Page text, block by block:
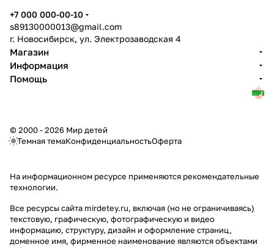
+7 000 000-00-10
s89130000013@gmail.com
г. Новосибирск, ул. Электрозаводская 4
Магазин
Информация
Помощь
© 2000 - 2026 Мир детей
Темная темаКонфиденциальностьОферта
На информационном ресурсе применяются рекомендательные
технологии.
Все ресурсы сайта mirdetey.ru, включая (но не ограничиваясь)
текстовую, графическую, фотографическую и видео
информацию, структуру, дизайн и оформление страниц,
доменное имя, фирменное наименование являются объектами